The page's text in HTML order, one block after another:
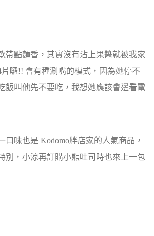
帶點麵香，其實沒有沾上果醬就被我家
囉!! 會有種涮嘴的模式，因為她停不
飯叫他先不要吃，我想她應該會邊看電
口味也是 Kodomo胖店家的人氣商品，
別，小涼再訂購小熊吐司時也來上一包